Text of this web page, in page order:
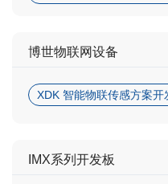
博世物联网设备
XDK 智能物联传感方案开
IMX系列开发板